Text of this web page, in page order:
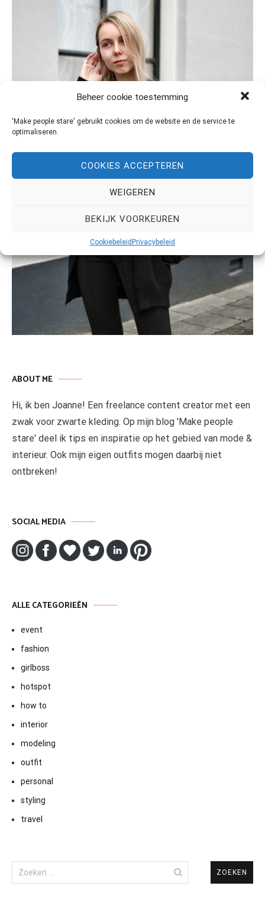
Beheer cookie toestemming
'Make people stare' gebruikt cookies om de website en de service te
optimaliseren.
COOKIES ACCEPTEREN
WEIGEREN
BEKIJK VOORKEUREN
Cookiebeleid Privacybeleid
ABOUT ME
Hi, ik ben Joanne! Een freelance content creator met een
zwak voor zwarte kleding. Op mijn blog 'Make people
stare' deel ik tips en inspiratie op het gebied van mode &
interieur. Ook mijn eigen outfits mogen daarbij niet
ontbreken!
SOCIAL MEDIA
ALLE CATEGORIEËN
event
fashion
girlboss
hotspot
how to
interior
modeling
outfit
personal
styling
travel
Zoeken
naar: